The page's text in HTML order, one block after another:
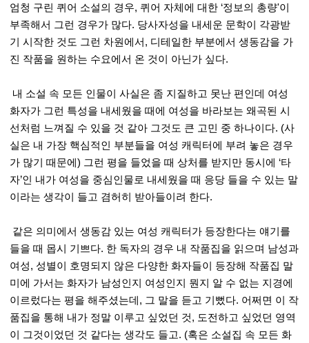
엄청 구린 퀴어 소설의 경우, 퀴어 자체에 대한 ‘정보의 총량'이
부족해서 그런 경우가 많다. 당사자성을 내세운 문학이 각광받
기 시작한 것도 그런 차원에서, 디테일한 부분에서 생동감을 가
진 작품을 원하는 수요에서 온 것이 아닌가 싶다.
내 소설 속 모든 인물이 사실은 좀 지질하고 못난 편인데 여성
화자가 그런 특성을 내세웠을 때에 여성을 바라보는 왜곡된 시
선처럼 느껴질 수 있을 것 같아 그것도 큰 고민 중 하나이다. (사
실은 내 가장 핵심적인 부분들을 여성 캐릭터에 부려 놓은 경우
가 많기 때문에) 그런 평을 들었을 때 상처를 받지만 동시에 ‘타
자’인 내가 여성을 중심인물로 내세웠을 때 응당 들을 수 있는 말
이라는 생각이 들고 겸허히 받아들이려 한다.
같은 의미에서 생동감 있는 여성 캐릭터가 등장한다는 얘기를
들을 때 몹시 기쁘다. 한 독자의 경우 내 작품집을 읽으며 남성과
여성, 성별이 호명되지 않은 다양한 화자들이 등장해 작품집 말
미에 가서는 화자가 남성인지 여성인지 뭔지 알 수 없는 지경에
이르렀다는 평을 해주셨는데, 그 말을 듣고 기뻤다. 어쩌면 이 작
품집을 통해 내가 정말 이루고 싶었던 것, 도전하고 싶었던 영역
이 그것이었던 것 같다는 생각도 들고. (혹은 소설집 속 모든 화